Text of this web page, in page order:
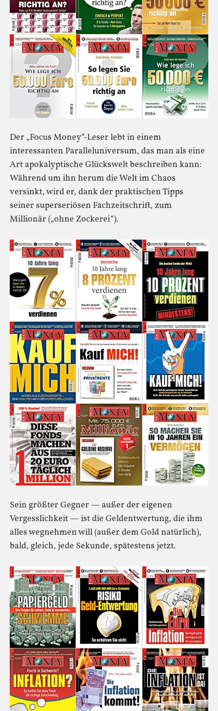
Der „Focus Money“-Leser lebt in einem
interessanten Paralleluniversum, das man als eine
Art apokalyptische Glückswelt beschreiben kann:
Während um ihn herum die Welt im Chaos
versinkt, wird er, dank der praktischen Tipps
seiner superseriösen Fachzeitschrift, zum
Millionär („ohne Zockerei“).
Sein größter Gegner — außer der eigenen
Vergesslichkeit — ist die Geldentwertung, die ihm
alles wegnehmen will (außer dem Gold natürlich),
bald, gleich, jede Sekunde, spätestens jetzt.